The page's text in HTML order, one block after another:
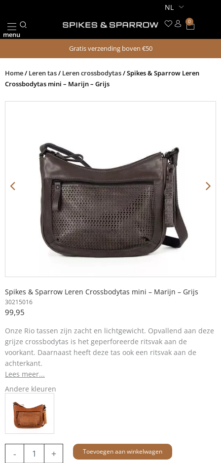
de
inhoud
menu
0
Gratis verzending boven €50
Home/ Leren tas/ Leren crossbodytas/ Spikes & Sparrow Leren
Crossbodytas mini – Marijn – Grijs
Spikes & Sparrow Leren Crossbodytas mini – Marijn – Grijs
30215016
99,95
Onze Rio tassen zijn zacht en lichtgewicht. Opvallend aan deze
grijze crossbodytas is het geperforeerde ritsvak aan de
voorkant. Daarnaast heeft deze tas ook een ritsvak aan de
achterkant.
Lees meer...
Andere kleuren
-
Crossbodytas
+ Toevoegen aan winkelwagen